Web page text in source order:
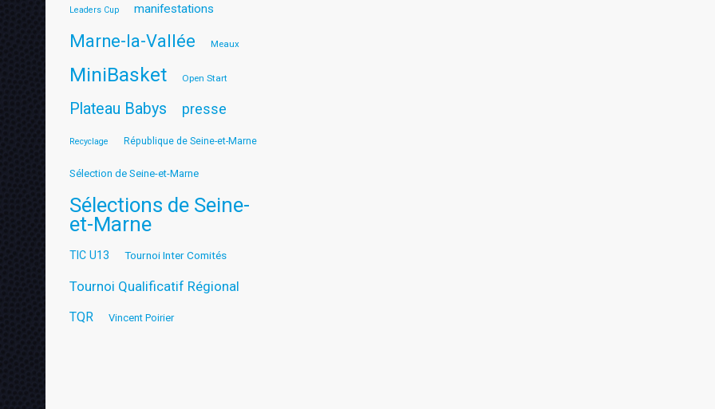
Leaders Cup manifestations
Marne-la-Vallée Meaux
MiniBasket Open Start
Plateau Babys presse
Recyclage République de Seine-et-Marne
Sélection de Seine-et-Marne
Sélections de Seine-
et-Marne
TIC U13 Tournoi Inter Comités
Tournoi Qualificatif Régional
TQR Vincent Poirier